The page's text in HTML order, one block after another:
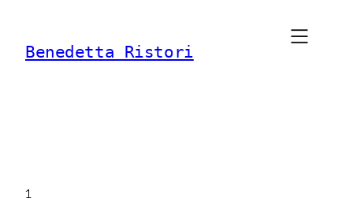
contenuto
Benedetta Ristori
1